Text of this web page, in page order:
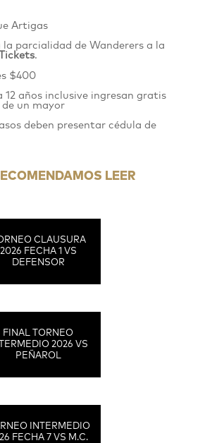
Artigas
la parcialidad de Wanderersa la
.
$400
12 años inclusive ingresan gratis
un mayor
deben presentar cédula de
LEER
CLAUSURA
2026 FECHA 1 VS
DEFENSOR
FINAL TORNEO
2026 VS
PEÑAROL
INTERMEDIO
FECHA 7 VS M.C.